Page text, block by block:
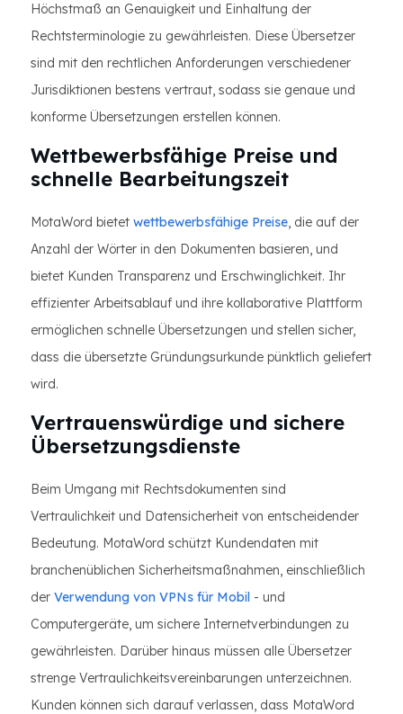
Höchstmaß an Genauigkeit und Einhaltung der
Rechtsterminologie zu gewährleisten. Diese Übersetzer
sind mit den rechtlichen Anforderungen verschiedener
Jurisdiktionen bestens vertraut, sodass sie genaue und
konforme Übersetzungen erstellen können.
Wettbewerbsfähige Preise und
schnelle Bearbeitungszeit
MotaWord bietet wettbewerbsfähige Preise, die auf der
Anzahl der Wörter in den Dokumenten basieren, und
bietet Kunden Transparenz und Erschwinglichkeit. Ihr
effizienter Arbeitsablauf und ihre kollaborative Plattform
ermöglichen schnelle Übersetzungen und stellen sicher,
dass die übersetzte Gründungsurkunde pünktlich geliefert
wird.
Vertrauenswürdige und sichere
Übersetzungsdienste
Beim Umgang mit Rechtsdokumenten sind
Vertraulichkeit und Datensicherheit von entscheidender
Bedeutung. MotaWord schützt Kundendaten mit
branchenüblichen Sicherheitsmaßnahmen, einschließlich
der Verwendung von VPNs für Mobil - und
Computergeräte, um sichere Internetverbindungen zu
gewährleisten. Darüber hinaus müssen alle Übersetzer
strenge Vertraulichkeitsvereinbarungen unterzeichnen.
Kunden können sich darauf verlassen, dass MotaWord